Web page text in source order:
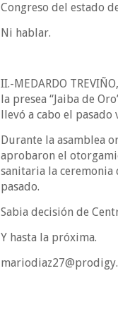
Congreso del estado
Ni hablar.
II.-MEDARDO
la presea “Jaiba de
llevó a cabo el
Durante la asamblea
aprobaron el
sanitaria la ceremonia
pasado.
Sabia decisión de
Y hasta la próxima.